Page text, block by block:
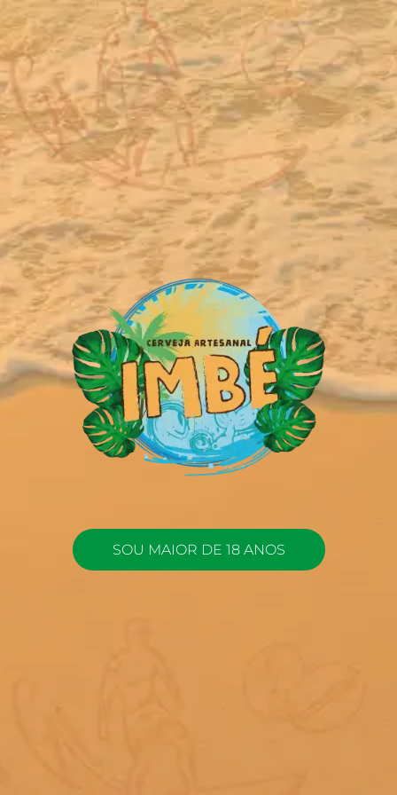
SOU MAIOR DE 18 ANOS